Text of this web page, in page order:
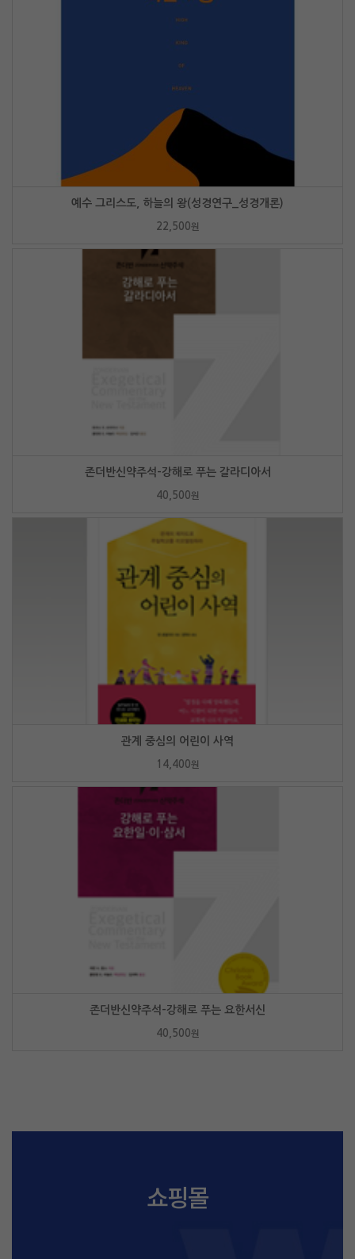
예수 그리스도, 하늘의 왕(성경연구_성경개론)
22,500원
존더반신약주석-강해로 푸는 갈라디아서
40,500원
관계 중심의 어린이 사역
14,400원
존더반신약주석-강해로 푸는 요한서신
40,500원
쇼핑몰